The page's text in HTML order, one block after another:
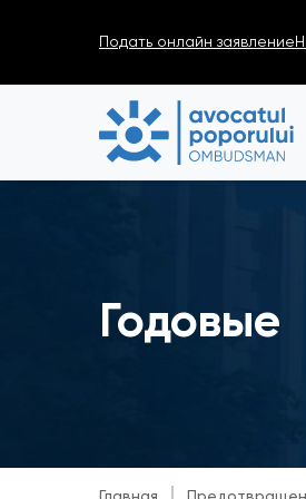
Подать онлайн заявление
Годовые